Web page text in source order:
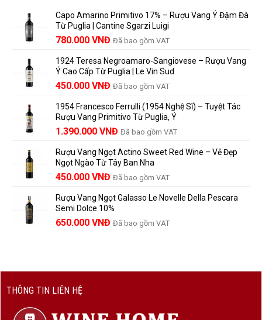
lựa
chọn
đáng
nhãn
rượu
vang
và
những
người
vang
nên
biết
Được
Bao
Lâu?
Hướng
Lưu
Trữ
Và
Thành
Capo Amarino Primitivo 17% – Rượu Vang Ý Đậm Đà
Từ Puglia | Cantine Sgarzi Luigi
Giá
là:
858.000 VNĐ.
780.000 VNĐ Giá
tại
là:
780.000 VNĐ.
Đã bao gồm VAT
1924 Teresa Negroamaro-Sangiovese – Rượu Vang
Ý Cao Cấp Từ Puglia | Le Vin Sud
Giá
là:
495.000 VNĐ.
450.000 VNĐ Giá
tại
là:
450.000 VNĐ.
Đã bao gồm VAT
1954 Francesco Ferrulli (1954 Nghệ Sĩ) – Tuyệt Tác
Rượu Vang Primitivo Từ Puglia, Ý
Giá
là:
1.529.000 VNĐ.
1.390.000 VNĐ Giá
tại
là:
1.390.000 VNĐ.
Đã bao gồm VAT
Rượu Vang Ngọt Actino Sweet Red Wine – Vẻ Đẹp
Ngọt Ngào Từ Tây Ban Nha
450.000 VNĐ Đã bao gồm VAT
Rượu Vang Ngọt Galasso Le Novelle Della Pescara
Semi Dolce 10%
650.000 VNĐ Đã bao gồm VAT
THÔNG TIN LIÊN HỆ